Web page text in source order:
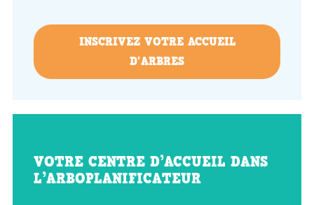
INSCRIVEZ VOTRE ACCUEIL
D'ARBRES
VOTRE CENTRE D’ACCUEIL DANS
L’ARBOPLANIFICATEUR